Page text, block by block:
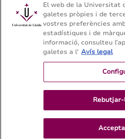
El web de la Universitat
galetes pròpies i de
vostres preferències
estadístiques i de
informació, consulteu
galetes a l' Avís legal